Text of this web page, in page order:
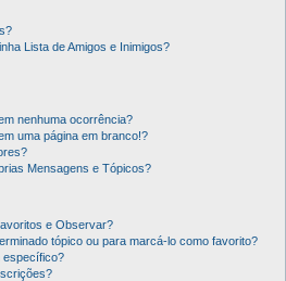
Lista de Amigos e Inimigos?
nenhuma ocorrência?
uma página em branco!?
Mensagens e Tópicos?
e Observar?
tópico ou para marcá-lo como favorito?
específico?